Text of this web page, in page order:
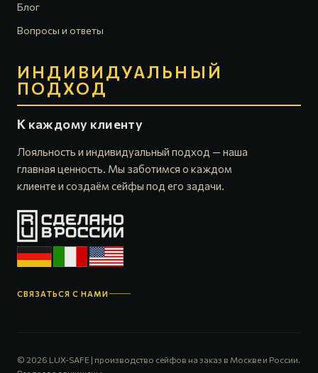
Блог
Вопросы и ответы
ИНДИВИДУАЛЬНЫЙ
ПОДХОД
К каждому клиенту
Лояльность и индивидуальный подход — наша
главная ценность. Мы заботимся о каждом
клиенте и создаём сейфы под его задачи.
СВЯЗАТЬСЯ С НАМИ
© 2026 LUX-SAFE | производство сейфов на заказ в Москве и России.